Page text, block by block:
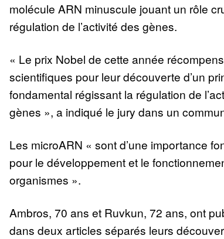
molécule ARN minuscule jouant un rôle
régulation de l’activité des gènes.
« Le prix Nobel de cette année
scientifiques pour leur découverte d’un
fondamental régissant la régulation de
gènes », a indiqué le jury dans un
Les microARN « sont d’une importance
pour le développement et le
organismes ».
Ambros, 70 ans et Ruvkun, 72 ans, ont
dans deux articles séparés leurs